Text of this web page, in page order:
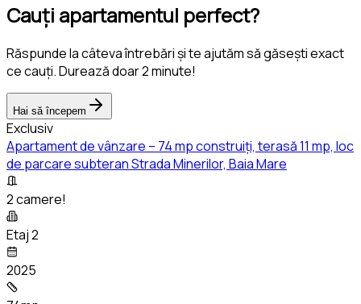
Cauți apartamentul perfect?
Răspunde la câteva întrebări și te ajutăm să găsești exact
ce cauți. Durează doar 2 minute!
Hai să începem
Exclusiv
Apartament de vânzare – 74 mp construiți, terasă 11 mp, loc
de parcare subteran Strada Minerilor, Baia Mare
2 camere!
Etaj 2
2025